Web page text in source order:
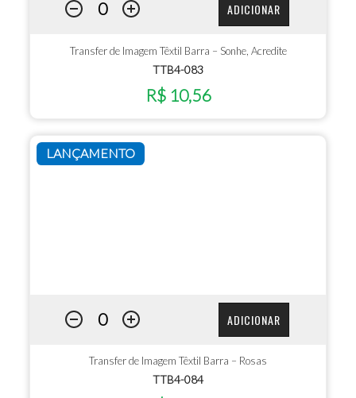
ADICIONAR
Transfer de Imagem Têxtil Barra – Sonhe, Acredite
TTB4-083
R$ 10,56
LANÇAMENTO
ADICIONAR
Transfer de Imagem Têxtil Barra – Rosas
TTB4-084